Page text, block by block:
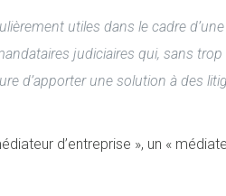
utiles dans le cadre
judiciaires qui, sans trop
d’apporter une solution à des
d’entreprise », un «